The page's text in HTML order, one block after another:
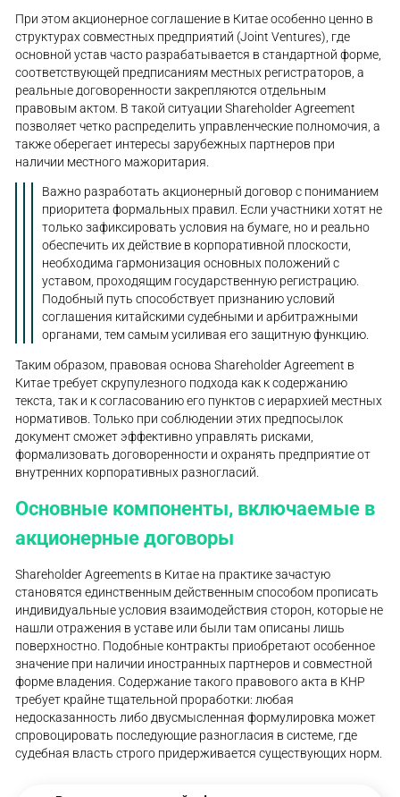
При этом акционерное соглашение в Китае особенно ценно в
структурах совместных предприятий (Joint Ventures), где
основной устав часто разрабатывается в стандартной форме,
соответствующей предписаниям местных регистраторов, а
реальные договоренности закрепляются отдельным
правовым актом. В такой ситуации Shareholder Agreement
позволяет четко распределить управленческие полномочия, а
также оберегает интересы зарубежных партнеров при
наличии местного мажоритария.
Важно разработать акционерный договор с пониманием
приоритета формальных правил. Если участники хотят не
только зафиксировать условия на бумаге, но и реально
обеспечить их действие в корпоративной плоскости,
необходима гармонизация основных положений с
уставом, проходящим государственную регистрацию.
Подобный путь способствует признанию условий
соглашения китайскими судебными и арбитражными
органами, тем самым усиливая его защитную функцию.
Таким образом, правовая основа Shareholder Agreement в
Китае требует скрупулезного подхода как к содержанию
текста, так и к согласованию его пунктов с иерархией местных
нормативов. Только при соблюдении этих предпосылок
документ сможет эффективно управлять рисками,
формализовать договоренности и охранять предприятие от
внутренних корпоративных разногласий.
Основные компоненты, включаемые в
акционерные договоры
Shareholder Agreements в Китае на практике зачастую
становятся единственным действенным способом прописать
индивидуальные условия взаимодействия сторон, которые не
нашли отражения в уставе или были там описаны лишь
поверхностно. Подобные контракты приобретают особенное
значение при наличии иностранных партнеров и совместной
форме владения. Содержание такого правового акта в КНР
требует крайне тщательной проработки: любая
недосказанность либо двусмысленная формулировка может
спровоцировать последующие разногласия в системе, где
судебная власть строго придерживается существующих норм.